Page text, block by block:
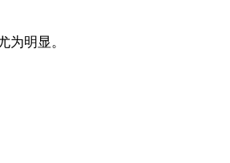
明显。